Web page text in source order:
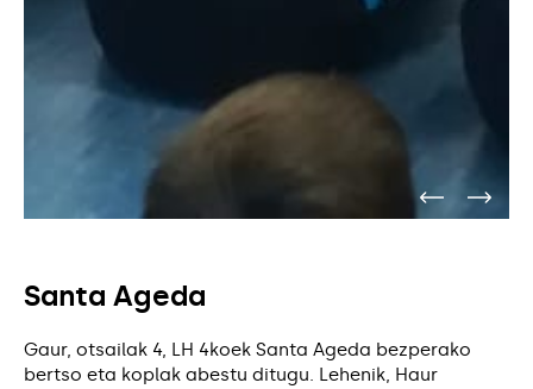
Santa Ageda
Gaur, otsailak 4, LH 4koek Santa Ageda bezperako
bertso eta koplak abestu ditugu. Lehenik, Haur